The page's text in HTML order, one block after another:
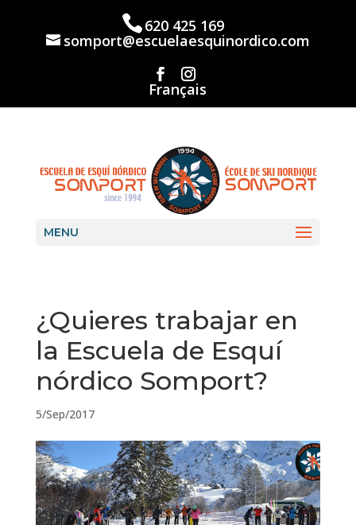
620 425 169
somport@escuelaesquinordico.com
Français
MENU
¿Quieres trabajar en
la Escuela de Esquí
nórdico Somport?
5/Sep/2017